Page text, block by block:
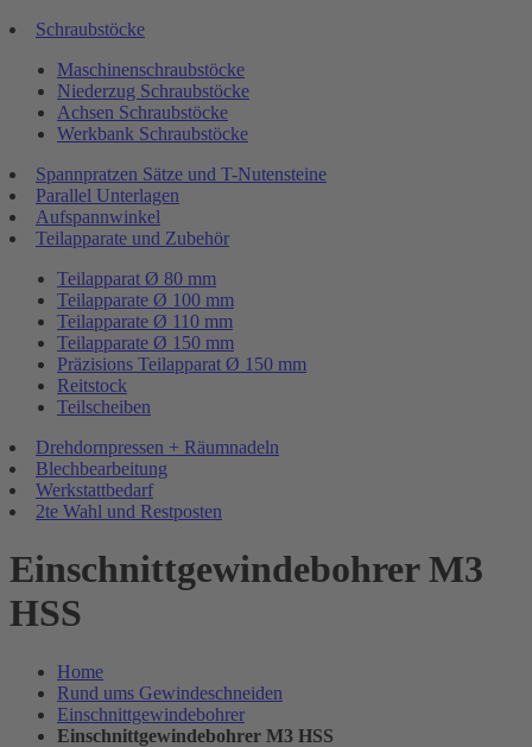
Schraubstöcke
Maschinenschraubstöcke
Niederzug Schraubstöcke
Achsen Schraubstöcke
Werkbank Schraubstöcke
Spannpratzen Sätze und T-Nutensteine
Parallel Unterlagen
Aufspannwinkel
Teilapparate und Zubehör
Teilapparat Ø 80 mm
Teilapparate Ø 100 mm
Teilapparate Ø 110 mm
Teilapparate Ø 150 mm
Präzisions Teilapparat Ø 150 mm
Reitstock
Teilscheiben
Drehdornpressen + Räumnadeln
Blechbearbeitung
Werkstattbedarf
2te Wahl und Restposten
Einschnittgewindebohrer M3
HSS
Home
Rund ums Gewindeschneiden
Einschnittgewindebohrer
Einschnittgewindebohrer M3 HSS